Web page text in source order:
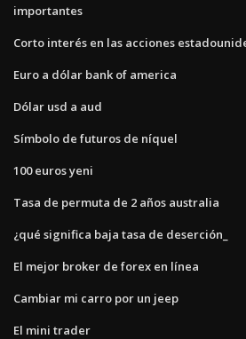
importantes
Corto interés en las acciones
Euro a dólar bank of america
Dólar usd a aud
Símbolo de futuros de níquel
100 euros yeni
Tasa de permuta de 2 años australia
¿qué significa baja tasa de deserción_
El mejor broker de forex en línea
Cambiar mi carro por un jeep
El mini trader